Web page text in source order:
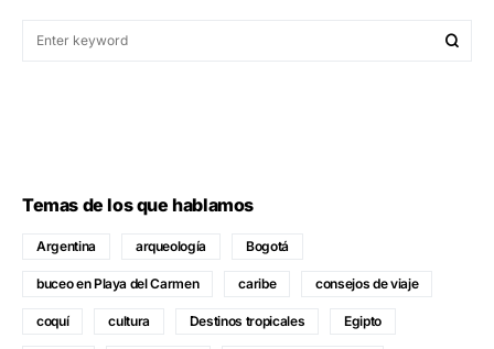
Temas de los que hablamos
Argentina arqueología Bogotá
buceo en Playa del Carmen caribe consejos de viaje
coquí cultura Destinos tropicales Egipto